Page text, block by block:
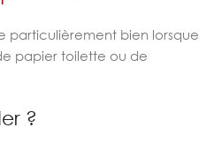
particulièrement bien lorsque
papier toilette ou de
?